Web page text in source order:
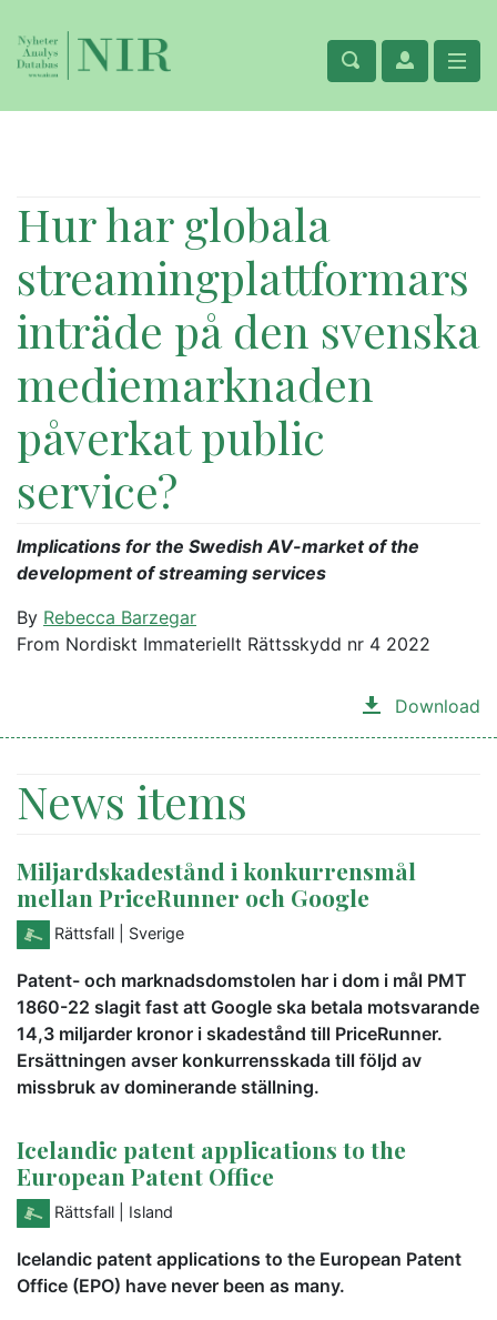
Hur har globala
streamingplattformars
inträde på den svenska
mediemarknaden
påverkat public
service?
Implications for the Swedish AV-market of the
development of streaming services
By Rebecca Barzegar
From Nordiskt Immateriellt Rättsskydd nr 4 2022
Download
News items
Miljardskadestånd i konkurrensmål
mellan PriceRunner och Google
Rättsfall | Sverige
Patent- och marknadsdomstolen har i dom i mål PMT
1860-22 slagit fast att Google ska betala motsvarande
14,3 miljarder kronor i skadestånd till PriceRunner.
Ersättningen avser konkurrensskada till följd av
missbruk av dominerande ställning.
Icelandic patent applications to the
European Patent Office
Rättsfall | Island
Icelandic patent applications to the European Patent
Office (EPO) have never been as many.